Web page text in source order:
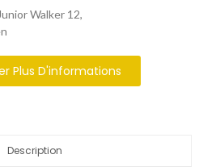
Walker 12,
Plus D'informations
Description